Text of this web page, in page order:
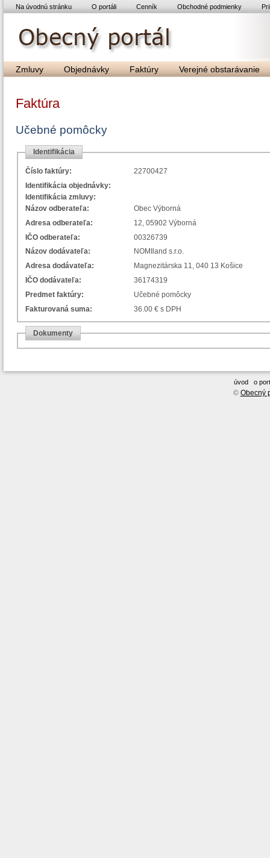
Na úvodnú stránku O portáli Cenník Obchodné podmienky
Zmluvy Objednávky Faktúry Verejné obstarávanie
Faktúra
Učebné pomôcky
Identifikácia
Číslo faktúry:
22700427
Identifikácia objednávky:
Identifikácia zmluvy:
Názov odberateľa:
Obec Výborná
Adresa odberateľa:
12, 05902 Výborná
IČO odberateľa:
00326739
Názov dodávateľa:
NOMIland s.r.o.
Adresa dodávateľa:
Magnezitárska 11, 040 13 Košice
IČO dodávateľa:
36174319
Predmet faktúry:
Učebné pomôcky
Fakturovaná suma:
36.00 € s DPH
Dokumenty
úvod o
© Obecný